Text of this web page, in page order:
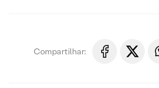
Compartilhar: